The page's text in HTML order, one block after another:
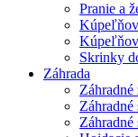
Pranie a
Skrinky
Záhrada
Záhradné
Záhradné